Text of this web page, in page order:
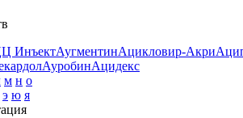
ИнъектАугментинАцикловир-Акри
АуробинАцидекс
м н о
э ю я